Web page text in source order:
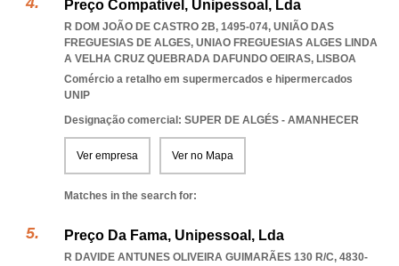
Preço Compatível, Unipessoal, Lda
R DOM JOÃO DE CASTRO 2B, 1495-074, UNIÃO DAS
FREGUESIAS DE ALGES, UNIAO FREGUESIAS ALGES LINDA
A VELHA CRUZ QUEBRADA DAFUNDO OEIRAS, LISBOA
Comércio a retalho em supermercados e hipermercados
UNIP
Designação comercial: SUPER DE ALGÉS - AMANHECER
Ver empresa Ver no Mapa
Matches in the search for:
Preço Da Fama, Unipessoal, Lda
R DAVIDE ANTUNES OLIVEIRA GUIMARÃES 130 R/C, 4830-